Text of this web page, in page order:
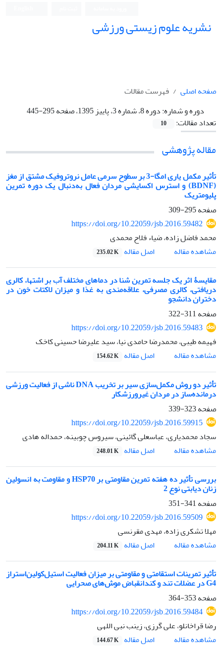
نشریه علوم زیستی ورزشی
صفحه اصلی
فهرست مقالات
دوره و شماره:دوره 8، شماره 3، پاییز 1395، صفحه 295-445
تعداد مقالات:
10
مقاله پژوهشی
تأثیر مکمل یاری امگا-3 بر سطوح سرمی عامل نروتروفیک مشتق از مغز
(BDNF) و استرس اکسایشی مردان فعال به‌دنبال یک دوره تمرین
پلیومتریک
صفحه295-309
https://doi.org/10.22059/jsb.2016.59482
محمد فاضل زاده، ضیاء فلاح محمدی
مشاهده مقاله
اصل مقاله 235.02 K
مقایسۀ اثر یک جلسه تمرین شنا در دماهای مختلف آب بر اشتها، کالری
دریافتی، کالری مصرفی، علاقه‌مندی به غذا و میزان لاکتات خون در
دختران دانشجو
صفحه311-322
https://doi.org/10.22059/jsb.2016.59483
فهیمه طیبی، محمدرضا حامدی نیا، سید علیرضا حسینی کاخک
مشاهده مقاله
اصل مقاله 154.62 K
تأثیر دو روش مکمل‌سازی سیر بر تخریب DNA ناشی از فعالیت ورزشی
درمانده‌ساز در مردان غیرورزشکار
صفحه323-339
https://doi.org/10.22059/jsb.2016.59915
سجاد محمدیاری، عباسعلی گائینی، سیروس چوبینه، حمداله هادی
مشاهده مقاله
اصل مقاله 248.01 K
بررسی تأثیر ده هفته تمرین مقاومتی بر HSP70 و مقاومت به انسولین
زنان دیابتی نوع 2
صفحه341-351
https://doi.org/10.22059/jsb.2016.59509
مهلا تشکری زاده، مهدی مقرنسی
مشاهده مقاله
اصل مقاله 204.11 K
تأثیر تمرینات استقامتی و مقاومتی بر میزان فعالیت استیل‌کولین‌استراز
G4 در عضلات تند و کندانقباض موش‌های صحرایی
صفحه353-364
https://doi.org/10.22059/jsb.2016.59484
رضا قراخانلو، علی گرزی، زینب نبی اللهی
مشاهده مقاله
اصل مقاله 144.67 K